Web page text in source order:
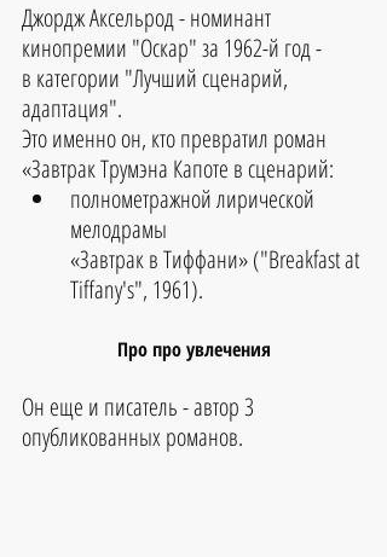
Джордж Аксельрод - номинант
кинопремии "Оскар" за 1962-й год -
в категории "Лучший сценарий,
адаптация".
Это именно он, кто превратил роман
«Завтрак Трумэна Капоте в сценарий:
полнометражной лирической
мелодрамы
«Завтрак в Тиффани» ("Breakfast at
Tiffany's", 1961).
Про про увлечения
Он еще и писатель - автор 3
опубликованных романов.